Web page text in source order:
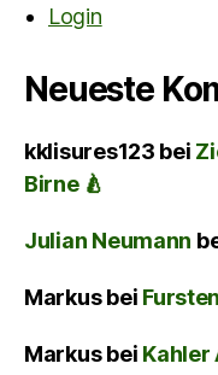
Login
Neueste
kklisures123 bei
Birne 🍐
Julian Neumann
Markusbei
Markusbei Kahler